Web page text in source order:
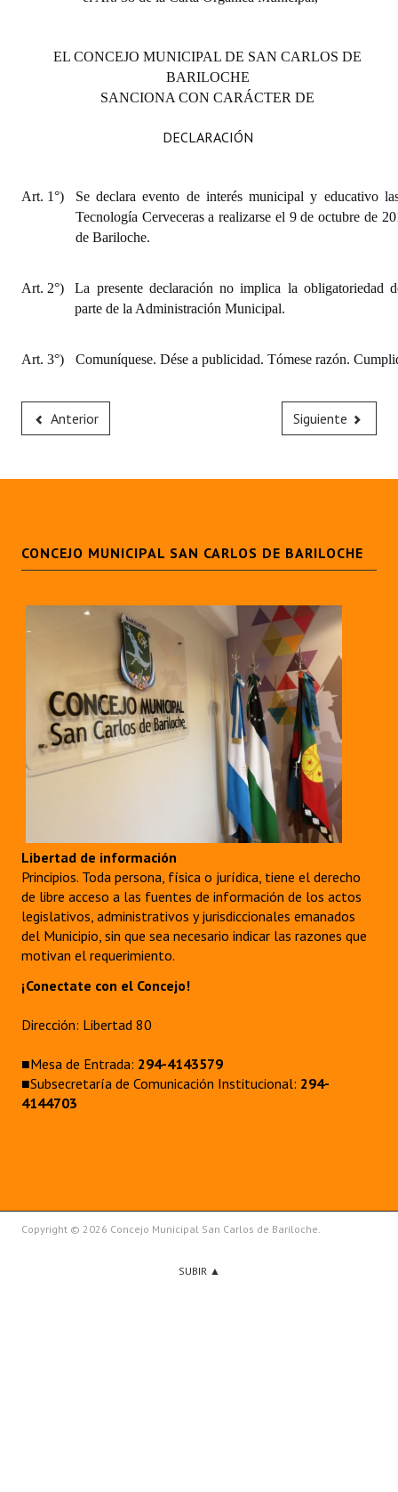
EL CONCEJO MUNICIPAL DE SAN CARLOS DE
BARILOCHE
SANCIONA CON CARÁCTER DE
DECLARACIÓN
Art. 1°)
Se declara evento de interés municipal y educativo
Tecnología Cerveceras a realizarse el 9 de octubre de
de Bariloche.
Art. 2°)
La presente declaración no implica la obligatoriedad
parte de la Administración Municipal.
Art. 3°) Comuníquese. Dése a publicidad. Tómese razón.
Anterior Siguiente
CONCEJO MUNICIPAL SAN CARLOS DE BARILOCHE
Libertad de información
Principios. Toda persona, física o jurídica, tiene el derecho
de libre acceso a las fuentes de información de los actos
legislativos, administrativos y jurisdiccionales emanados
del Municipio, sin que sea necesario indicar las razones que
motivan el requerimiento.
¡Conectate con el Concejo!
Dirección: Libertad 80
■Mesa de Entrada: 294-4143579
■Subsecretaría de Comunicación Institucional: 294-
4144703
Copyright © 2026 Concejo Municipal San Carlos de Bariloche.
SUBIR ▲